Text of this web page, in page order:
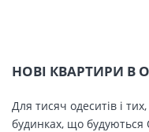
НОВІ КВАРТИРИ В
Для тисяч одеситів і
будинках, що будуються